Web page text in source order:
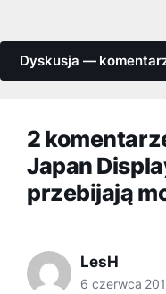
Dyskusja —
2
Japan
przebijają
LesH
6 czerwca